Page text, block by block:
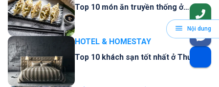
Top 10 món ăn truyền thống ở
HOTEL & HOMESTAY
Top 10 khách sạn tốt nhất ở Thượng
Nội dung